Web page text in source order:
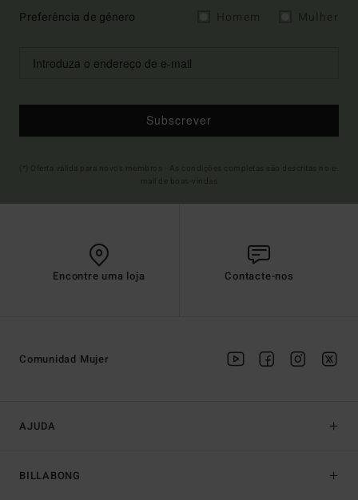
Preferência de género
Subscrever
Encontre uma loja Contacte-nos
AJUDA
BILLABONG
Comunidad Mujer